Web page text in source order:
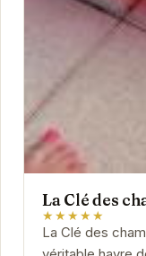
La Clé des
★★★★★
La Clé des